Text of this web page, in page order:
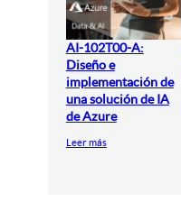
AI-102T00-A:
Diseño e
implementación de
una solución de IA
de Azure
Leer más